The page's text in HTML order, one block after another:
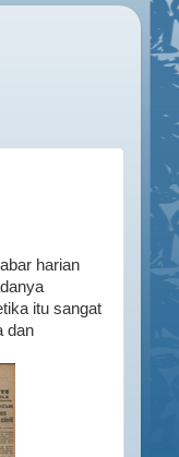
harian
itu sangat
dan